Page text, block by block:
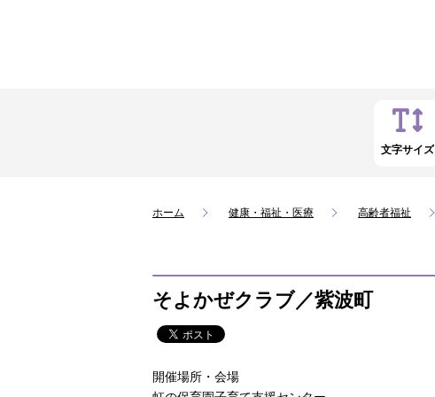
文字サイズ
ホーム 健康・福祉・医療 高齢者福祉
そよかぜクラブ／紫波町
開催場所・会場